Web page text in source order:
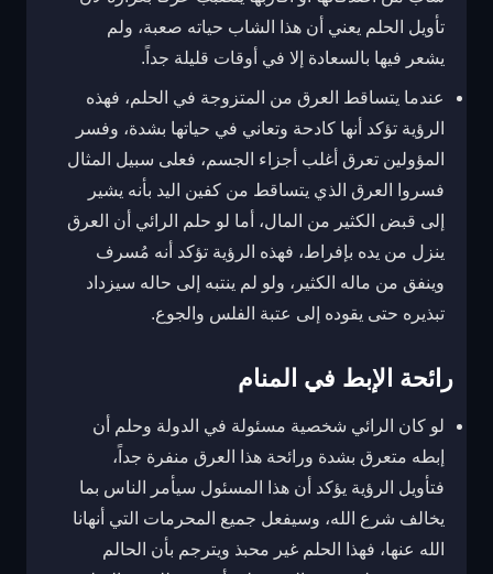
تأويل الحلم يعني أن هذا الشاب حياته صعبة، ولم
يشعر فيها بالسعادة إلا في أوقات قليلة جداً.
عندما يتساقط العرق من المتزوجة في الحلم، فهذه
الرؤية تؤكد أنها كادحة وتعاني في حياتها بشدة، وفسر
المؤولين تعرق أغلب أجزاء الجسم، فعلى سبيل المثال
فسروا العرق الذي يتساقط من كفين اليد بأنه يشير
إلى قبض الكثير من المال، أما لو حلم الرائي أن العرق
ينزل من يده بإفراط، فهذه الرؤية تؤكد أنه مُسرف
وينفق من ماله الكثير، ولو لم ينتبه إلى حاله سيزداد
تبذيره حتى يقوده إلى عتبة الفلس والجوع.
رائحة الإبط في المنام
لو كان الرائي شخصية مسئولة في الدولة وحلم أن
إبطه متعرق بشدة ورائحة هذا العرق منفرة جداً،
فتأويل الرؤية يؤكد أن هذا المسئول سيأمر الناس بما
يخالف شرع الله، وسيفعل جميع المحرمات التي أنهانا
الله عنها، فهذا الحلم غير محبذ ويترجم بأن الحالم